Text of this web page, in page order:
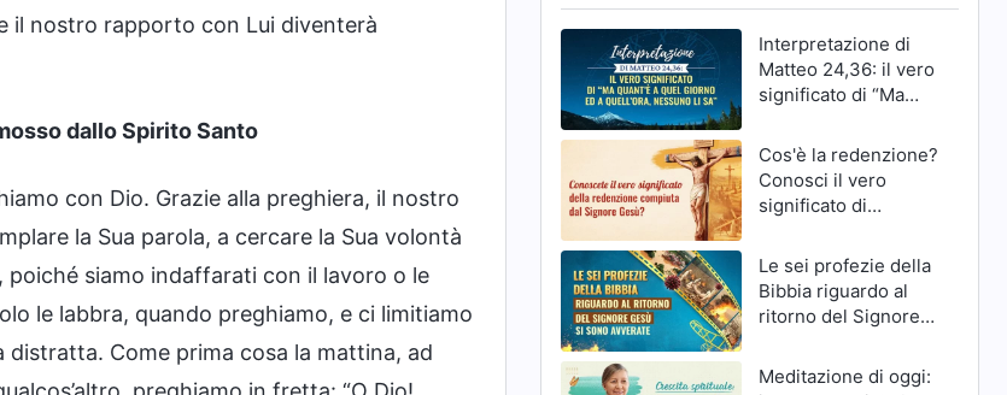
il nostro rapporto con Lui diventerà
dallo Spirito Santo
con Dio. Grazie alla preghiera, il nostro
la Sua parola, a cercare la Sua volontà
siamo indaffarati con il lavoro o le
le labbra, quando preghiamo, e ci limitiamo
Come prima cosa la mattina, ad
Interpretazione di
Matteo 24,36: il vero
significato di “Ma
ed a quell’ora,
nessuno li sa”
Cos'è la redenzione?
Conosci il vero
significato di
Signore Gesù?
Le sei profezie della
Bibbia riguardo al
ritorno del Signore
avverate
Meditazione di oggi: